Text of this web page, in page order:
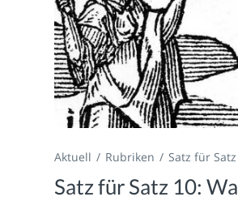
Aktuell Rubriken Satz für Satz
Satz für Satz 10: